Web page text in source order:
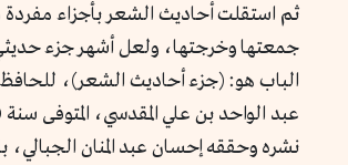
ثم استقلت أحاديث الشعر بأجزاء
جمعتها وخرجتها، ولعل أشهر جزء
الباب هو: (جزء أحاديث الشعر)،
نشره وحققه إحسان عبد المنان الجبالي،